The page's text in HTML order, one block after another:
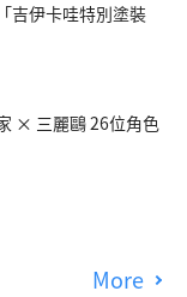
吉伊卡哇特別塗裝
× 三麗鷗 26位角色
More